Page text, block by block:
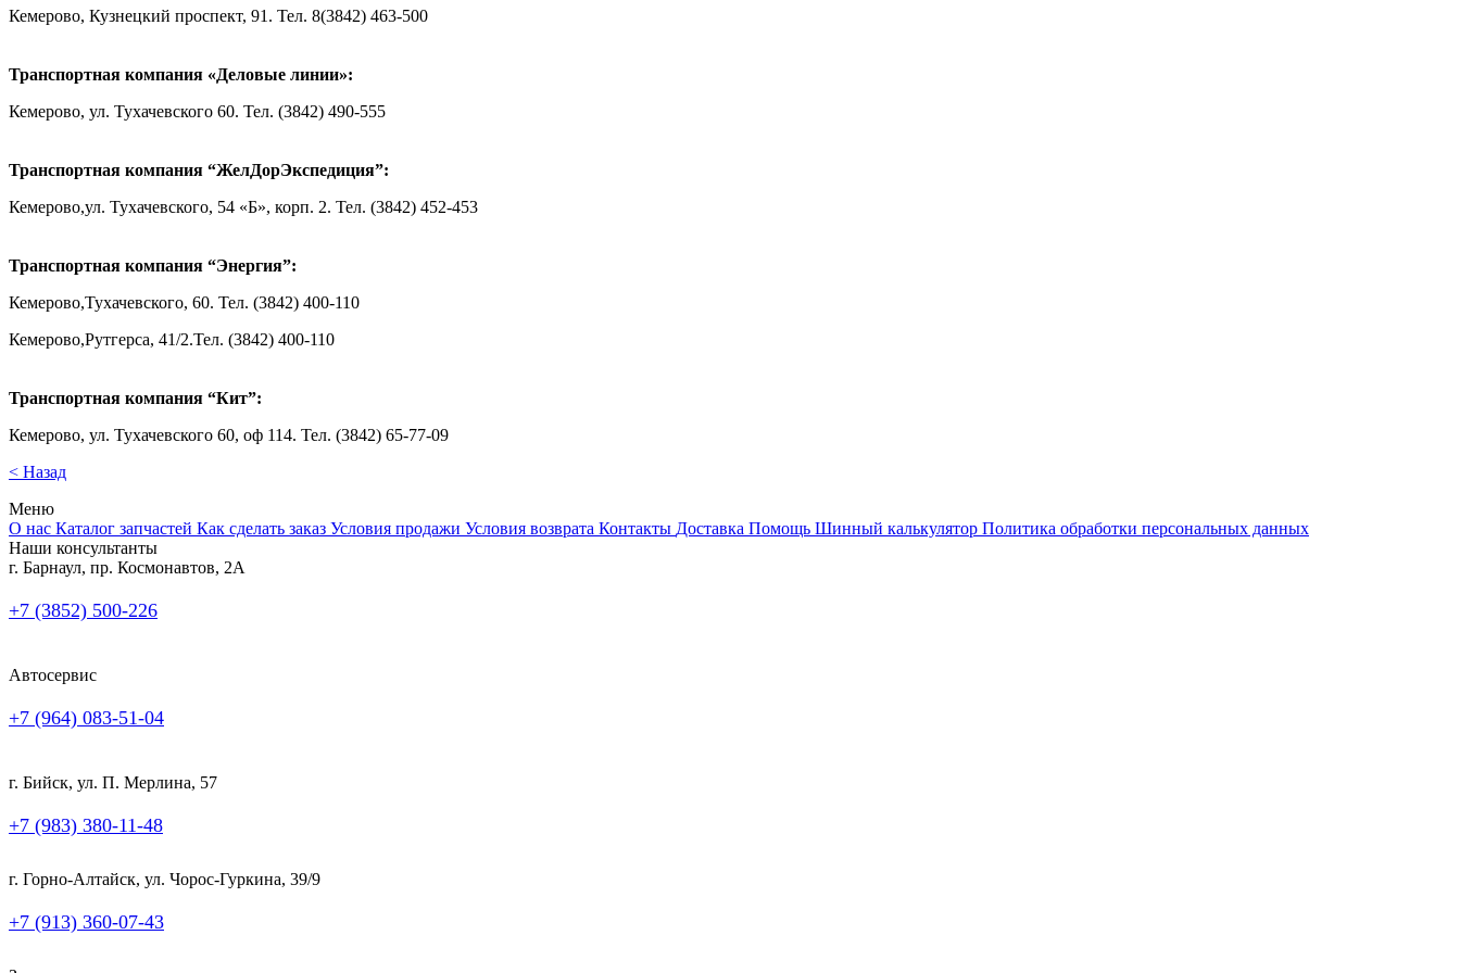
Кемерово, Кузнецкий проспект, 91. Тел. 8(3842) 463-500
Транспортная компания «Деловые линии»:
Кемерово, ул. Тухачевского 60. Тел. (3842) 490-555
Транспортная компания “ЖелДорЭкспедиция”:
Кемерово,ул. Тухачевского, 54 «Б», корп. 2. Тел. (3842) 452-453
Транспортная компания “Энергия”:
Кемерово,Тухачевского, 60. Тел. (3842) 400-110
Кемерово,Рутгерса, 41/2.Тел. (3842) 400-110
Транспортная компания “Кит”:
Кемерово, ул. Тухачевского 60, оф 114. Тел. (3842) 65-77-09
< Назад
Меню
О нас Каталог запчастей Как сделать заказ Условия продажи Условия возврата Контакты Доставка Помощь Шинный калькулятор Политика обработки персональных данных
Наши консультанты
г. Барнаул, пр. Космонавтов, 2А
+7 (3852) 500-226
Автосервис
+7 (964) 083-51-04
г. Бийск, ул. П. Мерлина, 57
+7 (983) 380-11-48
г. Горно-Алтайск, ул. Чорос-Гуркина, 39/9
+7 (913) 360-07-43